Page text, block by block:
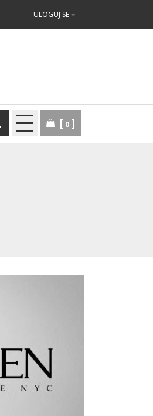
ULOGUJ SE
0